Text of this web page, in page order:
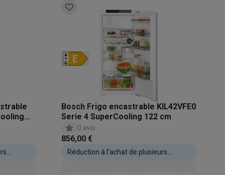
Tables de cuisson électriques
Accessoires
Bosch Frigo encastrable KIL42VFE0
Serie 4 SuperCooling 122 cm
0 avis
856,00 €
Réduction à l'achat de plusieurs